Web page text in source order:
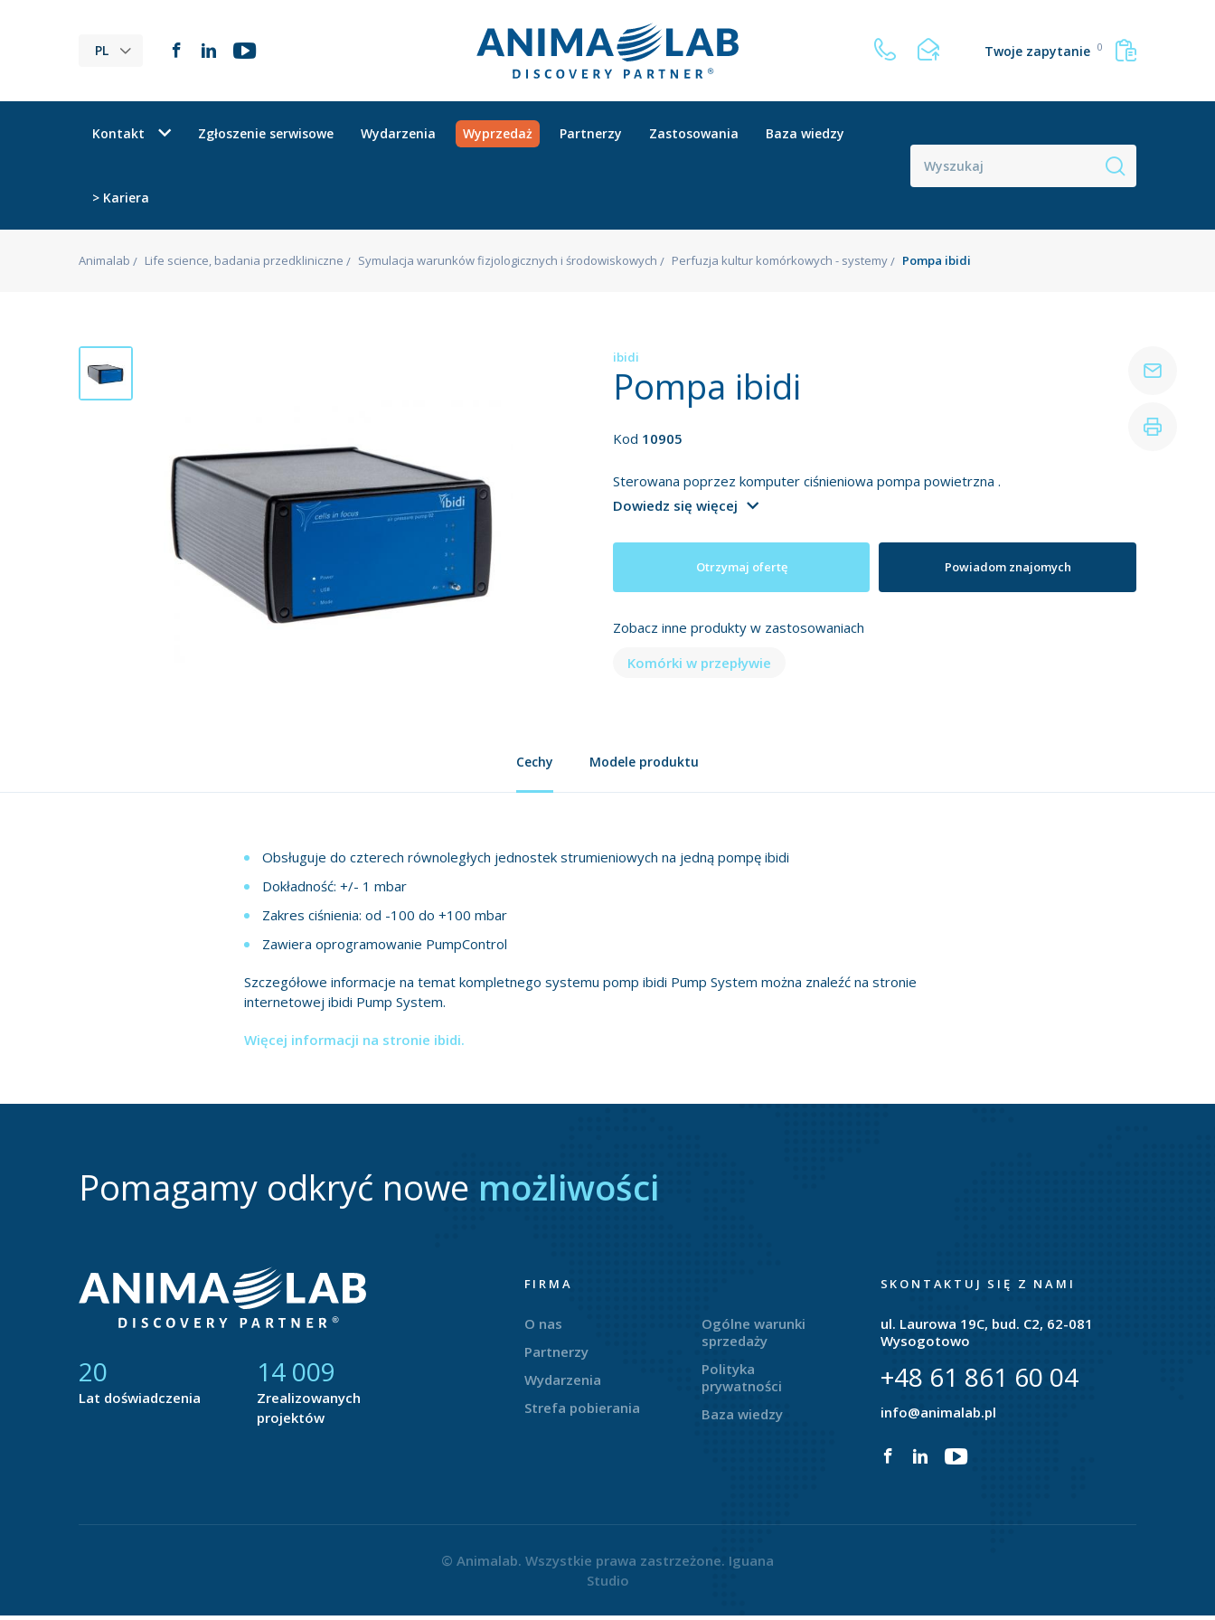
PL Twoje zapytanie 0
Kontakt Zgłoszenie serwisowe Wydarzenia Wyprzedaż Partnerzy Zastosowania Baza wiedzy
> Kariera
Animalab Life science, badania przedkliniczne Symulacja warunków fizjologicznych i środowiskowych Perfuzja kultur komórkowych - systemy Pompa ibidi
ibidi
Pompa ibidi
Kod 10905
Sterowana poprzez komputer ciśnieniowa pompa powietrzna .
Dowiedz się więcej
Otrzymaj ofertę Powiadom znajomych
Zobacz inne produkty w zastosowaniach
Komórki w przepływie
Cechy Modele produktu
Obsługuje do czterech równoległych jednostek strumieniowych na jedną pompę ibidi
Dokładność: +/- 1 mbar
Zakres ciśnienia: od -100 do +100 mbar
Zawiera oprogramowanie PumpControl
Szczegółowe informacje na temat kompletnego systemu pomp ibidi Pump System można znaleźć na stronie
internetowej ibidi Pump System.
Więcej informacji na stronie ibidi.
Pomagamy odkryć nowe możliwości
21
Lat doświadczenia
14 788
Zrealizowanych
projektów
FIRMA
O nas
Partnerzy
Wydarzenia
Strefa pobierania
Ogólne warunki
sprzedaży
Polityka
prywatności
Baza wiedzy
SKONTAKTUJ SIĘ Z NAMI
ul. Laurowa 19C, bud. C2, 62-081
Wysogotowo
+48 61 861 60 04
info@animalab.pl
© Animalab. Wszystkie prawa zastrzeżone. Iguana
Studio